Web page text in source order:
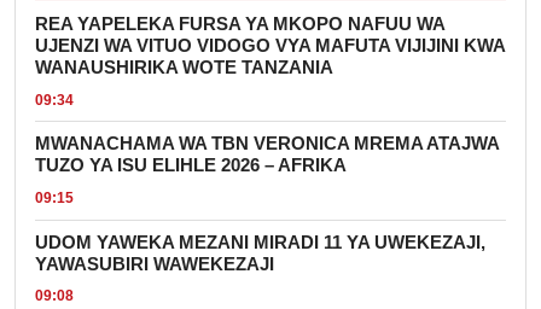
REA YAPELEKA FURSA YA MKOPO NAFUU WA
UJENZI WA VITUO VIDOGO VYA MAFUTA VIJIJINI KWA
WANAUSHIRIKA WOTE TANZANIA
09:34
MWANACHAMA WA TBN VERONICA MREMA ATAJWA
TUZO YA ISU ELIHLE 2026 – AFRIKA
09:15
UDOM YAWEKA MEZANI MIRADI 11 YA UWEKEZAJI,
YAWASUBIRI WAWEKEZAJI
09:08